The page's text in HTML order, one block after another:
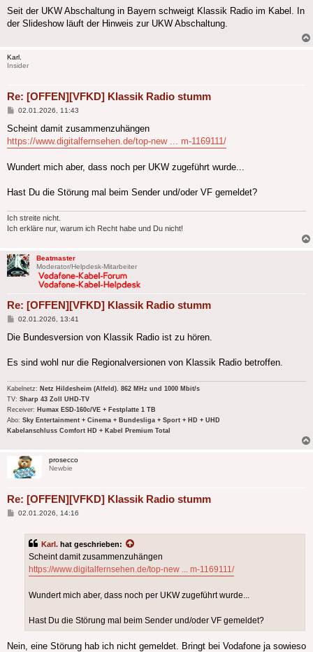
Seit der UKW Abschaltung in Bayern schweigt Klassik Radio im Kabel. In
der Slideshow läuft der Hinweis zur UKW Abschaltung.
Karl.
Insider
Re: [OFFEN][VFKD] Klassik Radio stumm
Beitrag
02.01.2026, 11:43
Scheint damit zusammenzuhängen
https://www.digitalfernsehen.de/top-new ... m-1169111/
Wundert mich aber, dass noch per UKW zugeführt wurde...
Hast Du die Störung mal beim Sender und/oder VF gemeldet?
Ich streite nicht.
Ich erkläre nur, warum ich Recht habe und Du nicht!
Beatmaster
Moderator/Helpdesk-Mitarbeiter
Re: [OFFEN][VFKD] Klassik Radio stumm
Beitrag
02.01.2026, 13:41
Die Bundesversion von Klassik Radio ist zu hören.
Es sind wohl nur die Regionalversionen von Klassik Radio betroffen.
Kabelnetz: Netz Hildesheim (Alfeld). 862 MHz und 1000 Mbit/s
TV: Sharp 43 Zoll UHD-TV
Receiver: Humax ESD-160c/VE + Festplatte 1 TB
Abo: Sky Entertainment + Cinema + Bundesliga + Sport + HD + UHD
Kabelanschluss Comfort HD + Kabel Premium Total
prosecco
Newbie
Re: [OFFEN][VFKD] Klassik Radio stumm
Beitrag
02.01.2026, 14:16
Karl. hat geschrieben:
Scheint damit zusammenzuhängen
https://www.digitalfernsehen.de/top-new ... m-1169111/
Wundert mich aber, dass noch per UKW zugeführt wurde...
Hast Du die Störung mal beim Sender und/oder VF gemeldet?
Nein, eine Störung hab ich nicht gemeldet. Bringt bei Vodafone ja sowieso